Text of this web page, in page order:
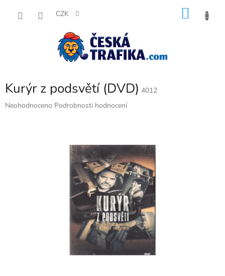
CZK
Kurýr z podsvětí (DVD) 4012
Průměrné
Neohodnoceno Podrobnosti hodnocení